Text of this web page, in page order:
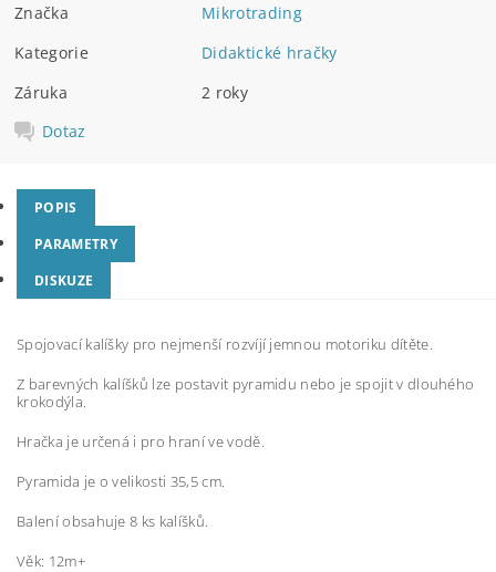
Značka
Mikrotrading
Kategorie
Didaktické hračky
Záruka
2 roky
Dotaz
POPIS
PARAMETRY
DISKUZE
Spojovací kalíšky pro nejmenší rozvíjí jemnou motoriku dítěte.
Z barevných kalíšků lze postavit pyramidu nebo je spojit v dlouhého
krokodýla.
Hračka je určená i pro hraní ve vodě.
Pyramida je o velikosti 35,5 cm.
Balení obsahuje 8 ks kalíšků.
Věk: 12m+